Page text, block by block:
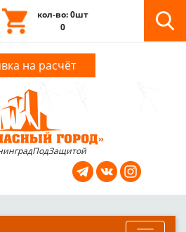
кол-во: 0шт
0
на расчёт